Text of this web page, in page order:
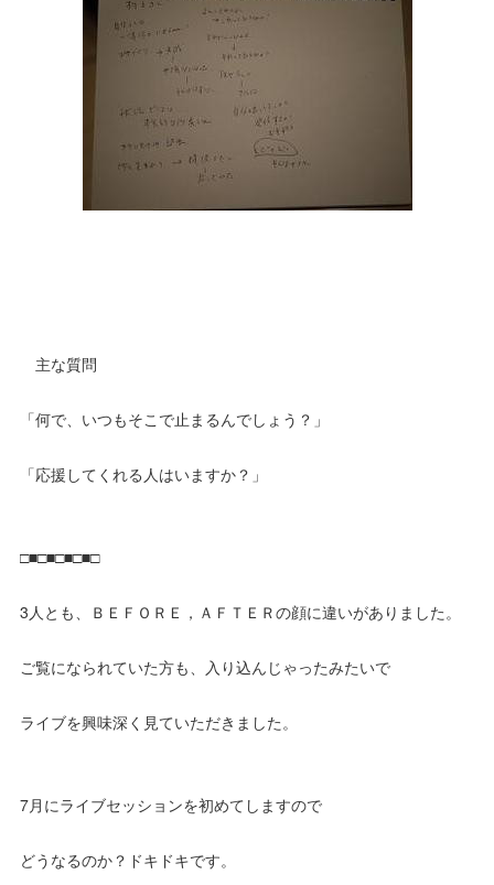
主な質問
「何で、いつもそこで止まるんでしょう？」
「応援してくれる人はいますか？」
□■□■□■□■□
3人とも、ＢＥＦＯＲＥ，ＡＦＴＥＲの顔に違いがありました。
ご覧になられていた方も、入り込んじゃったみたいで
ライブを興味深く見ていただきました。
7月にライブセッションを初めてしますので
どうなるのか？ドキドキです。